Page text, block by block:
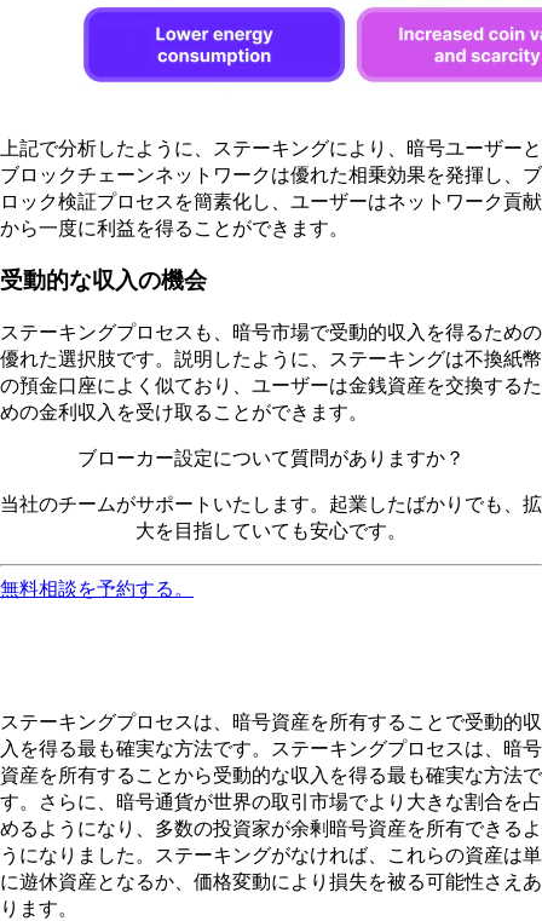
上記で分析したように、ステーキングにより、暗号ユーザーと
ブロックチェーンネットワークは優れた相乗効果を発揮し、ブ
ロック検証プロセスを簡素化し、ユーザーはネットワーク貢献
から一度に利益を得ることができます。
受動的な収入の機会
ステーキングプロセスも、暗号市場で受動的収入を得るための
優れた選択肢です。説明したように、ステーキングは不換紙幣
の預金口座によく似ており、ユーザーは金銭資産を交換するた
めの金利収入を受け取ることができます。
ブローカー設定について質問がありますか？
当社のチームがサポートいたします。起業したばかりでも、拡
大を目指していても安心です。
無料相談を予約する。
ステーキングプロセスは、暗号資産を所有することで受動的収
入を得る最も確実な方法です。ステーキングプロセスは、暗号
資産を所有することから受動的な収入を得る最も確実な方法で
す。さらに、暗号通貨が世界の取引市場でより大きな割合を占
めるようになり、多数の投資家が余剰暗号資産を所有できるよ
うになりました。ステーキングがなければ、これらの資産は単
に遊休資産となるか、価格変動により損失を被る可能性さえあ
ります。